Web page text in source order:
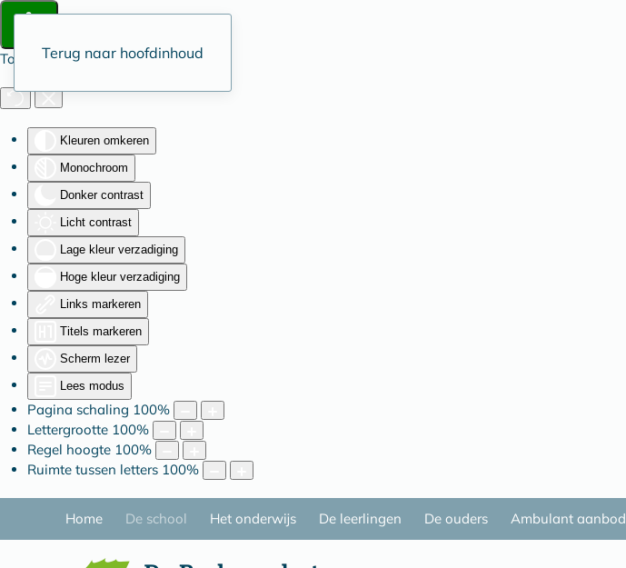
Toegankelijkheid
Kleuren omkeren
Monochroom
Donker contrast
Licht contrast
Lage kleur verzadiging
Hoge kleur verzadiging
Links markeren
Titels markeren
Scherm lezer
Lees modus
Pagina schaling 100%
Lettergrootte 100%
Regel hoogte 100%
Ruimte tussen letters 100%
Terug naar hoofdinhoud
Home De school Het onderwijs De leerlingen De ouders Ambulant aanbod